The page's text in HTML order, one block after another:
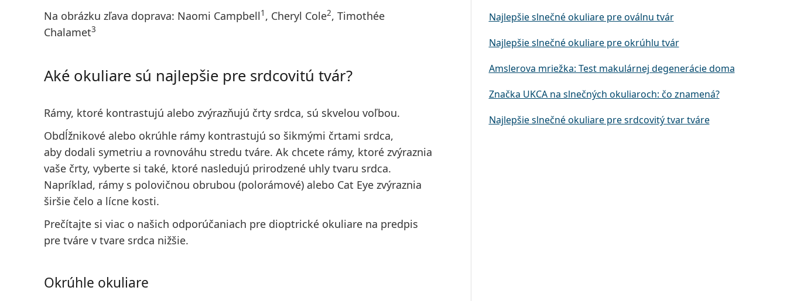
Na obrázku zľava doprava: Naomi Campbell1 , Cheryl Cole2, Timothée
Chalamet3
Aké okuliare sú najlepšie pre srdcovitú tvár?
Rámy, ktoré kontrastujú alebo zvýrazňujú črty srdca, sú skvelou voľbou.
Obdĺžnikové alebo okrúhle rámy kontrastujú so šikmými črtami srdca,
aby dodali symetriu a rovnováhu stredu tváre. Ak chcete rámy, ktoré zvýraznia
vaše črty, vyberte si také, ktoré nasledujú prirodzené uhlytvaru srdca.
Napríklad, rámy s polovičnou obrubou (polorámové) alebo Cat Eye zvýraznia
širšie čelo a lícne kosti.
Prečítajte si viac o našich odporúčaniach pre dioptrické okuliare na predpis
pre tváre v tvare srdca nižšie.
Okrúhle okuliare
Najlepšie slnečné okuliare pre oválnu tvár
Najlepšie slnečné okuliare pre okrúhlu tvár
Amslerova mriežka: Test makulárnej degenerácie doma
Značka UKCA na slnečných okuliaroch: čo znamená?
Najlepšie slnečné okuliare pre srdcovitý tvar tváre